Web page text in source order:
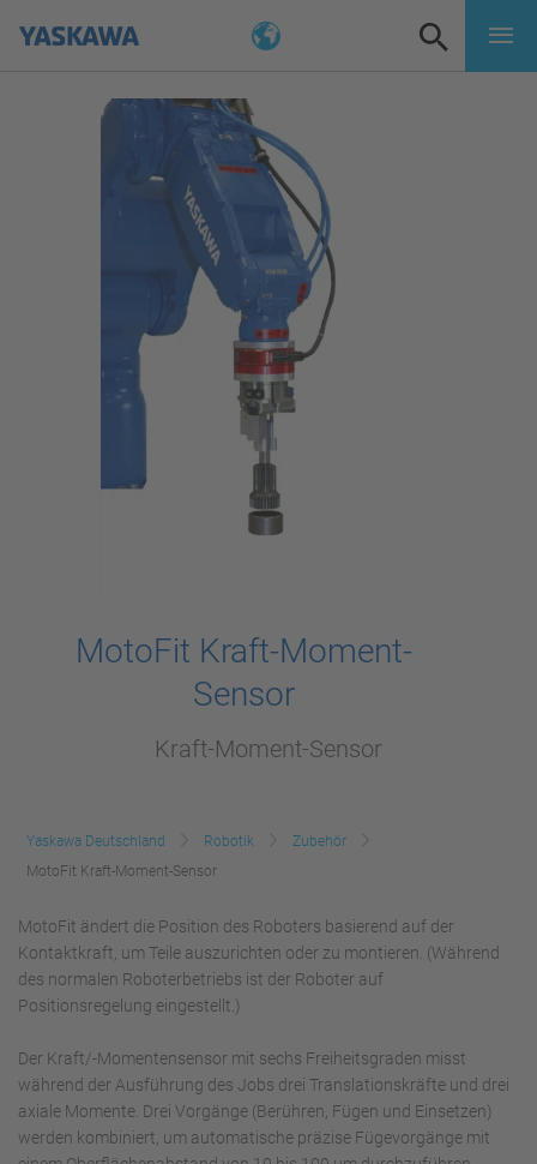
MotoFit Kraft-Moment-
Sensor
Kraft-Moment-Sensor
Yaskawa Deutschland Robotik
Zubehör
MotoFit Kraft-Moment-Sensor
MotoFit ändert die Position des Roboters basierend auf der
Kontaktkraft, um Teile auszurichten oder zu montieren. (Während
des normalen Roboterbetriebs ist der Roboter auf
Positionsregelung eingestellt.)
Der Kraft/-Momentensensor mit sechs Freiheitsgraden misst
während der Ausführung des Jobs drei Translationskräfte und drei
axiale Momente. Drei Vorgänge (Berühren, Fügen und Einsetzen)
werden kombiniert, um automatische präzise Fügevorgänge mit